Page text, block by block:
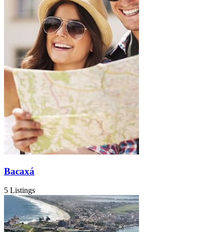
Bacaxá
5 Listings